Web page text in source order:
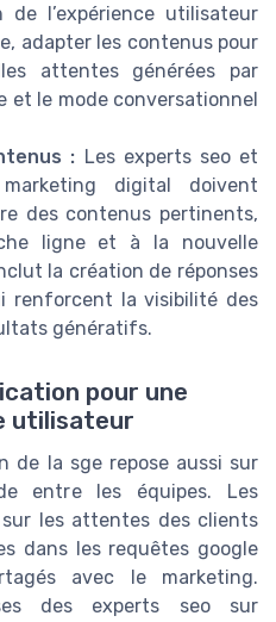
de l’expérience utilisateur
adapter les contenus pour
attentes générées par
et le mode conversationnel
: Les experts seo et
digital doivent
des contenus pertinents,
ligne et à la nouvelle
la création de réponses
renforcent la visibilité des
génératifs.
pour une
utilisateur
de la sge repose aussi sur
entre les équipes. Les
les attentes des clients
dans les requêtes google
avec le marketing.
des experts seo sur